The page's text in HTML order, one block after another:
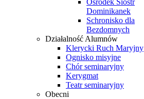
Ośrodek Sióstr
Dominikanek
Schronisko dla
Bezdomnych
Działalność Alumnów
Klerycki Ruch Maryjny
Ognisko misyjne
Chór seminaryjny
Kerygmat
Teatr seminaryjny
Obecni